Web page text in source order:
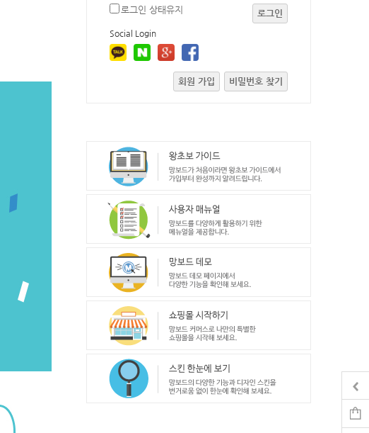
로그인 상태유지 로그인
Social Login
회원 가입 비밀번호 찾기